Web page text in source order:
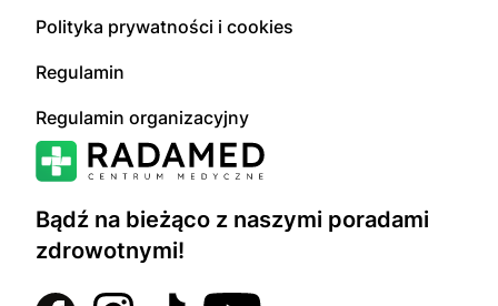
Bądź na bieżąco z naszymi poradami
zdrowotnymi!
Polityka prywatności i cookies
Regulamin
Regulamin organizacyjny